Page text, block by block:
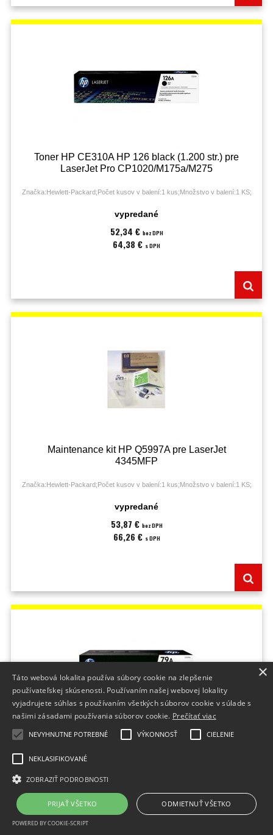
Toner HP CE310A HP 126 black (1.200 str.) pre
LaserJet Pro CP1020/M175a/M275
Značka:Hewlett-Packard;Počet kusov v balení:1 kus;Množstvo v balení:1 KS;
vypredané
52,34 € bez DPH
64,38 € s DPH
Maintenance kit HP Q5997A pre LaserJet
4345MFP
Značka:Hewlett-Packard;Počet kusov v balení:1 kus;Množstvo v balení:1 KS;
vypredané
53,87 € bez DPH
66,26 € s DPH
Toner HP CF279A HP 79A black (1.000 str.) pre
Značka:Hewlett-Packard;Počet kusov v balení:1 kus;Množstvo v balení:1 KS;
Do 2 dní
55,78 €
×
Táto webová lokalita používa súbory cookie na zlepšenie
používateľskej skúsenosti. Používaním našej webovej lokality
vyjadrujete súhlas s používaním všetkých súborov cookie v súlade s
našimi zásadami používania súborov cookie. Prečítať viac
NEVYHNUTNE POTREBNÉ VÝKONNOSŤ CIELENIE
NEKLASIFIKOVANÉ
ZOBRAZIŤ PODROBNOSTI
PRIJAŤ VŠETKO ODMIETNUŤ VŠETKO
POWERED BY COOKIE-SCRIPT